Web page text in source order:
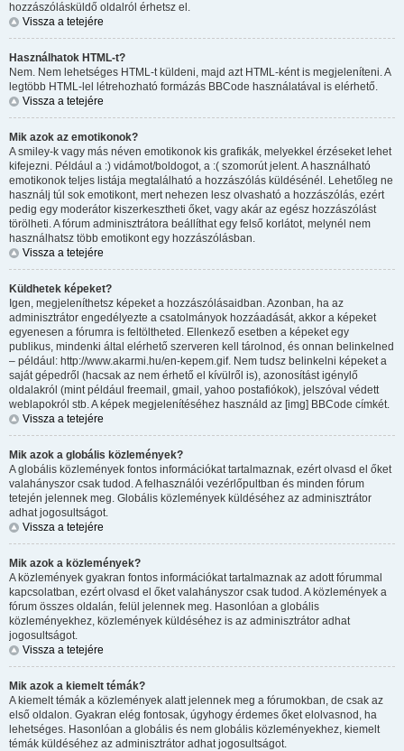
hozzászólásküldő oldalról érhetsz el.
Vissza a tetejére
Használhatok HTML-t?
Nem. Nem lehetséges HTML-t küldeni, majd azt HTML-ként is megjeleníteni. A
legtöbb HTML-lel létrehozható formázás BBCode használatával is elérhető.
Vissza a tetejére
Mik azok az emotikonok?
A smiley-k vagy más néven emotikonok kis grafikák, melyekkel érzéseket lehet
kifejezni. Például a :) vidámot/boldogot, a :( szomorút jelent. A használható
emotikonok teljes listája megtalálható a hozzászólás küldésénél. Lehetőleg ne
használj túl sok emotikont, mert nehezen lesz olvasható a hozzászólás, ezért
pedig egy moderátor kiszerkesztheti őket, vagy akár az egész hozzászólást
törölheti. A fórum adminisztrátora beállíthat egy felső korlátot, melynél nem
használhatsz több emotikont egy hozzászólásban.
Vissza a tetejére
Küldhetek képeket?
Igen, megjeleníthetsz képeket a hozzászólásaidban. Azonban, ha az
adminisztrátor engedélyezte a csatolmányok hozzáadását, akkor a képeket
egyenesen a fórumra is feltöltheted. Ellenkező esetben a képeket egy
publikus, mindenki által elérhető szerveren kell tárolnod, és onnan belinkelned
– például: http://www.akarmi.hu/en-kepem.gif. Nem tudsz belinkelni képeket a
saját gépedről (hacsak az nem érhető el kívülről is), azonosítást igénylő
oldalakról (mint például freemail, gmail, yahoo postafiókok), jelszóval védett
weblapokról stb. A képek megjelenítéséhez használd az [img] BBCode címkét.
Vissza a tetejére
Mik azok a globális közlemények?
A globális közlemények fontos információkat tartalmaznak, ezért olvasd el őket
valahányszor csak tudod. A felhasználói vezérlőpultban és minden fórum
tetején jelennek meg. Globális közlemények küldéséhez az adminisztrátor
adhat jogosultságot.
Vissza a tetejére
Mik azok a közlemények?
A közlemények gyakran fontos információkat tartalmaznak az adott fórummal
kapcsolatban, ezért olvasd el őket valahányszor csak tudod. A közlemények a
fórum összes oldalán, felül jelennek meg. Hasonlóan a globális
közleményekhez, közlemények küldéséhez is az adminisztrátor adhat
jogosultságot.
Vissza a tetejére
Mik azok a kiemelt témák?
A kiemelt témák a közlemények alatt jelennek meg a fórumokban, de csak az
első oldalon. Gyakran elég fontosak, úgyhogy érdemes őket elolvasnod, ha
lehetséges. Hasonlóan a globális és nem globális közleményekhez, kiemelt
témák küldéséhez az adminisztrátor adhat jogosultságot.